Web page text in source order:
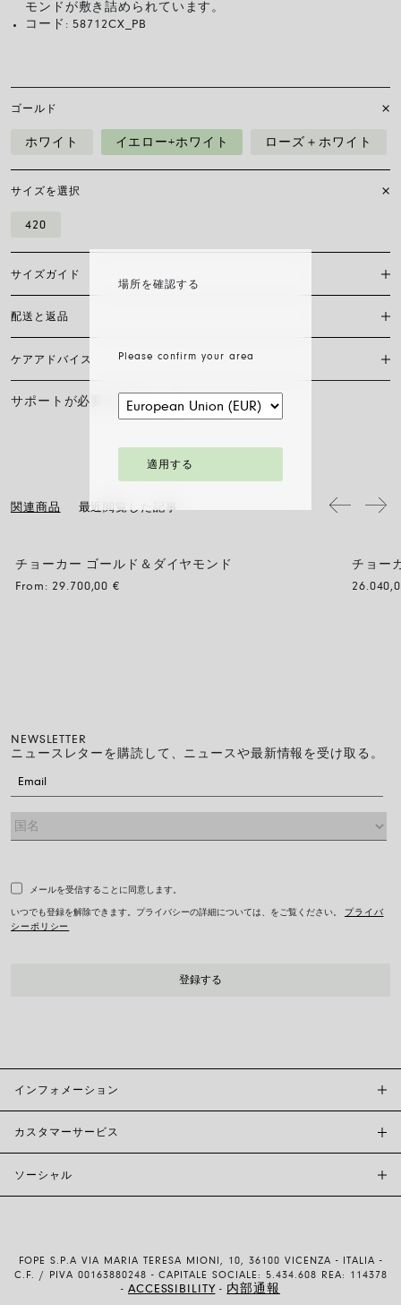
場所を確認する
Please confirm your area
適用する
モンドが敷き詰められています。
コード:58712CX_PB
ゴールド
ホワイト イエロー+ホワイト ローズ＋ホワイト
サイズを選択
420
サイズガイド
ジュエリーをどのように身につけるかは、個人のスタイル、好み、着け
心地によって決まります。 もちろん、FOPEのジュエリーはどれも着け
心地抜群ですが、個々のデザインによってフィット感は異なります。 そ
のため、店頭でご試着いただけない場合は、サイズガイドをご参照くだ
さい。サイズガイドのダウンロード
配送と返品
現在、日本国内においては当サイト内オンラインショッピングの対応は
しておりません。
ケアアドバイス
FOPEジュエリーの輝きと美しさを長く保つために、化学製品や化粧品と
の接触を避け、寝る前やスポーツをする前にはイヤリング、ネックレ
は、特別なお手入れ方法を必要としません。柔らかい乾いた布で表面を
拭くだけで十分です。 ダイヤモンドジュエリーは、水とマイルドソープ
で洗浄し、すすいで自然乾燥させてください。
サポートが必要ですか？ お問い合わせ
関連商品 最近閲覧した記事
チョーカー ゴールド＆ダイヤモンド
From: 29.700,00€
チョー
NEWSLETTER
ニュースレターを購読して、ニュースや最新情報を受け取る。
メールを受信することに同意します。
いつでも登録を解除できます。プライバシーの詳細については、をご覧ください。 プライバ
シーポリシー
インフォメーション
カスタマーサービス
配送・返品
ソーシャル
YOUTUBE
FOPE S.P.A VIA MARIA TERESA MIONI, 10, 36100 VICENZA - ITALIA -
C.F. / PIVA 00163880248 - CAPITALE SOCIALE: 5.434.608 REA: 114378
- ACCESSIBILITY - 内部通報